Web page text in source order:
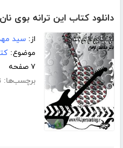
دانلود کتاب این ترانه بوی
از:سید
موضوع:
۷ صفحه
برچسب‌ها: